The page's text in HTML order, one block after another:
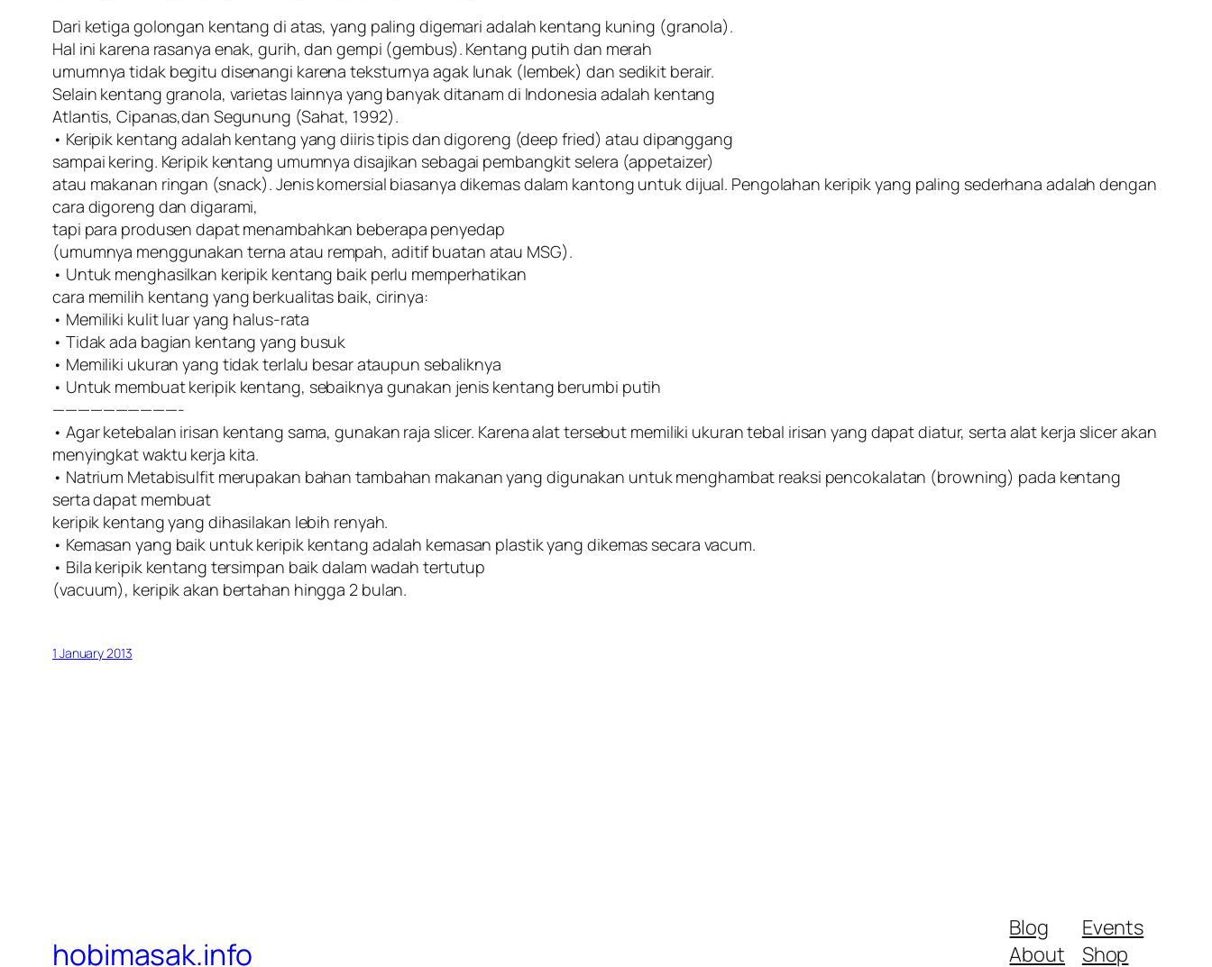
Dari ketiga golongan kentang di atas, yang paling digemari adalah kentang kuning (granola).
Hal ini karena rasanya enak, gurih, dan gempi (gembus). Kentang putih dan merah
umumnya tidak begitu disenangi karena teksturnya agak lunak (lembek) dan sedikit berair.
Selain kentang granola, varietas lainnya yang banyak ditanam di Indonesia adalah kentang
Atlantis, Cipanas,dan Segunung (Sahat, 1992).
• Keripik kentang adalah kentang yang diiris tipis dan digoreng (deep fried) atau dipanggang
sampai kering. Keripik kentang umumnya disajikan sebagai pembangkit selera (appetaizer)
atau makanan ringan (snack). Jenis komersial biasanya dikemas dalam kantong untuk dijual. Pengolahan keripik yang paling sederhana adalah dengan
cara digoreng dan digarami,
tapi para produsen dapat menambahkan beberapa penyedap
(umumnya menggunakan terna atau rempah, aditif buatan atau MSG).
• Untuk menghasilkan keripik kentang baik perlu memperhatikan
cara memilih kentang yang berkualitas baik, cirinya:
• Memiliki kulit luar yang halus-rata
• Tidak ada bagian kentang yang busuk
• Memiliki ukuran yang tidak terlalu besar ataupun sebaliknya
• Untuk membuat keripik kentang, sebaiknya gunakan jenis kentang berumbi putih
——————————-
• Agar ketebalan irisan kentang sama, gunakan raja slicer. Karena alat tersebut memiliki ukuran tebal irisan yang dapat diatur, serta alat kerja slicer akan
menyingkat waktu kerja kita.
• Natrium Metabisulfit merupakan bahan tambahan makanan yang digunakan untuk menghambat reaksi pencokalatan (browning) pada kentang
serta dapat membuat
keripik kentang yang dihasilakan lebih renyah.
• Kemasan yang baik untuk keripik kentang adalah kemasan plastik yang dikemas secara vacum.
• Bila keripik kentang tersimpan baik dalam wadah tertutup
(vacuum), keripik akan bertahan hingga 2 bulan.
1 January 2013
hobimasak.info
Blog
About
Events
Shop